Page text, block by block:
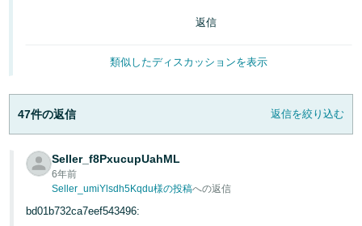
本국
어
-
KR
日
ロ
グ
イ
ン
返信
類似したディスカッションを表示
47件の返信 返信を絞り込む
Seller_f8PxucupUahML
6年前
Seller_umiYlsdh5Kqdu様の投稿への返信
bd01b732ca7eef543496: